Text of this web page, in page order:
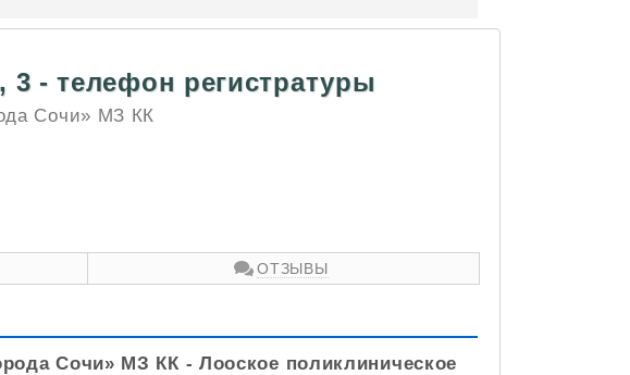
- телефон регистратуры
Сочи» МЗ КК
ОТЗЫВЫ
Сочи» МЗ КК - Лооское поликлиническое